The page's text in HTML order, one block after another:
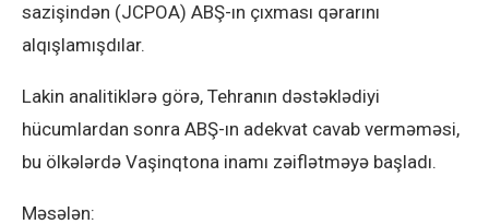
sazişindən (JCPOA) ABŞ-ın çıxması qərarını
alqışlamışdılar.
Lakin analitiklərə görə, Tehranın dəstəklədiyi
hücumlardan sonra ABŞ-ın adekvat cavab verməməsi,
bu ölkələrdə Vaşinqtona inamı zəiflətməyə başladı.
Məsələn: